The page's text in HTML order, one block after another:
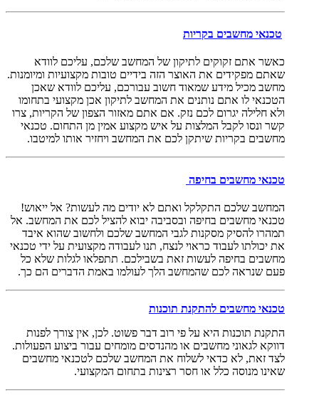
טכנאי מחשבים בקריות
כאשר אתם זקוקים לתיקון של המחשב שלכם, עליכם לוודא
שאתם מפקידים את האוצר הזה בידיים טובות מקצועיות ומיומנות.
מחשב מכיל מידע שמאוד חשוב עבורכם, עליכם לוודא שאכן
הטכנאי לו אתם נותנים את המחשב לתיקון אכן מקצועי בתחומו
ולא חלילה יגרום לכם נזק. אם אתם מאזור הצפון של הקריות, צרו
קשר ונסו לקבל המלצות על איש מקצוע אמין מן התחום. טכנאי
מחשבים בקריות שיתקן לכם את המחשב ויחזיר אותו למיטבו.
טכנאי מחשבים בחיפה
המחשב שלכם התקלקל ואתם לא יודים מה לעשות? אל ייאוש!
טכנאי מחשבים בחיפה ובסביבה יבוא להציל לכם את המחשב. אל
תמהרו להסיק מסקנות לגבי המחשב שלכם ולחשוב שהוא איבד
את יכולתו לעבוד כראוי לנצח, תנו לעבודה מקצועית על ידי טכנאי
מחשבים בחיפה לעשות זאת בשבילכם. תתפלאו לגלות שלא כל
פעם שנראה לכם שהמחשב הלך לעולמו באמת הדברים הם כך.
טכנאי מחשבים להתקנת תוכנות
התקנת תוכנות היא על פי רוב דבר פשוט. לכן, אין צורך לפנות
דווקא לגאוני מחשבים או מהנדסים מומחים עבור ביצוע הפעולות.
לצד זאת, לא כדאי לשלוח את המחשב שלכם לטכנאי מחשבים
שאינו מנוסה כלל או חסר רצינות בתחום המקצועי.